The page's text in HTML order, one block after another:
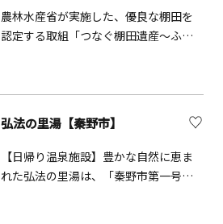
農林水産省が実施した、優良な棚田を
認定する取組「つなぐ棚田遺産～ふる
者とNPO法人が連携のもと、棚田の維
持・保全や農業体験など都市住民等と
の交流事業を通じて、生物多様性に富
んだ農村の原風景を次世代につなぐ活
動をしています。
弘法の里湯【秦野市】
【日帰り温泉施設】豊かな自然に恵ま
れた弘法の里湯は、「秦野市第一号